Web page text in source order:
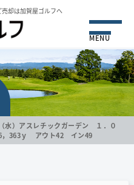
却は加賀屋ゴルフへ
MENU
水）アスレチックガーデン １．０
363ｙ アウト42 イン49